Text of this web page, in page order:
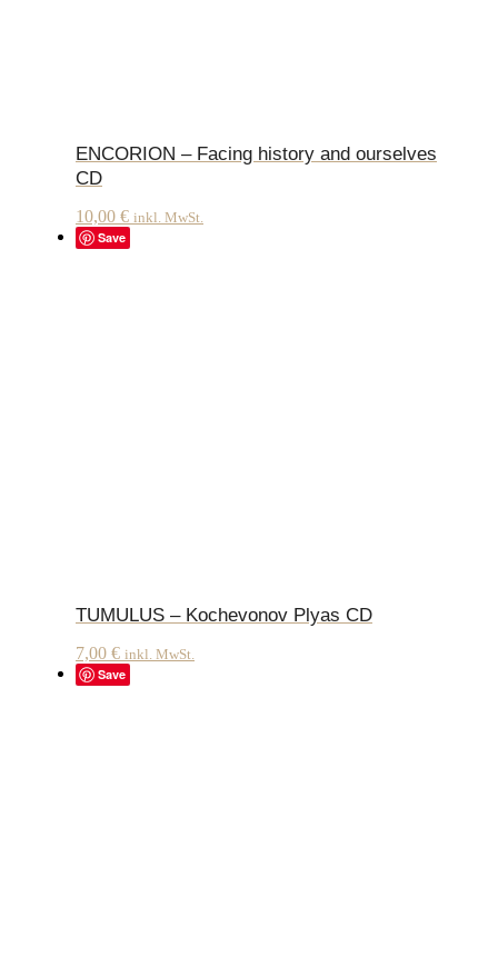
ENCORION – Facing history and ourselves
CD
10,00 € inkl. MwSt.
Save
TUMULUS – Kochevonov Plyas CD
7,00 € inkl. MwSt.
Save